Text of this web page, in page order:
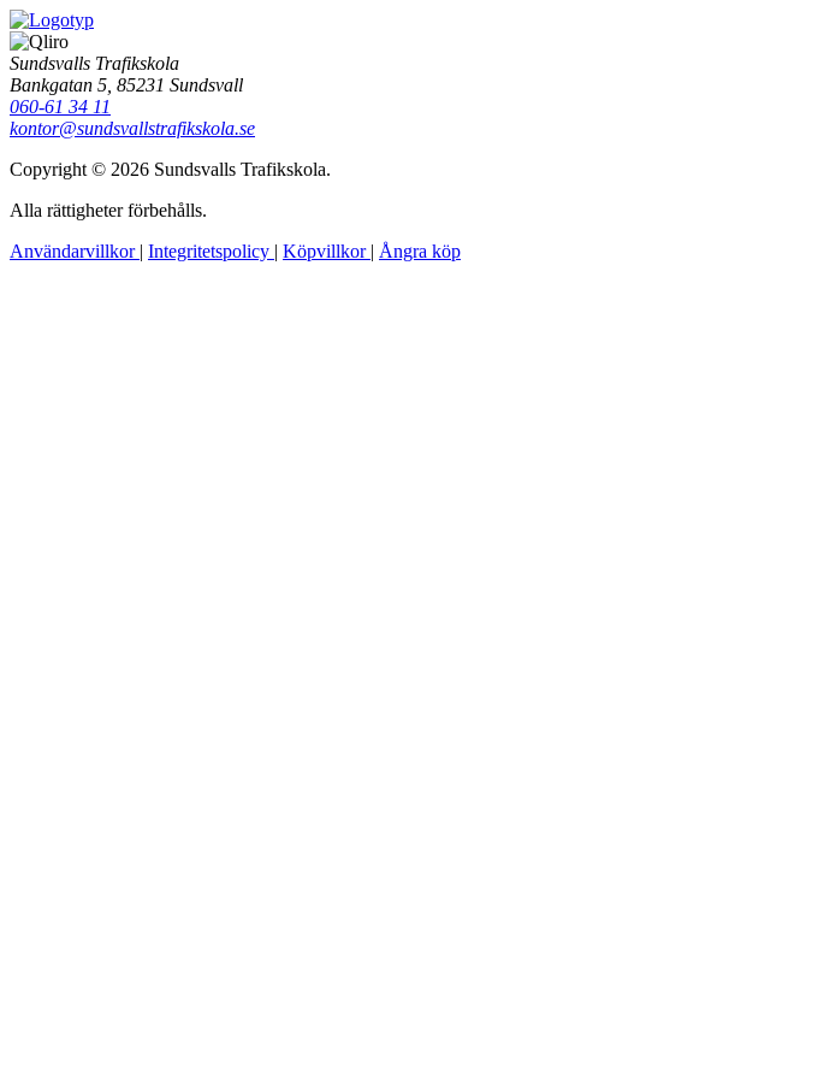
Sundsvalls Trafikskola
Bankgatan 5, 85231 Sundsvall
060-61 34 11
kontor@sundsvallstrafikskola.se
Copyright © 2026 Sundsvalls Trafikskola.
Alla rättigheter förbehålls.
Användarvillkor | Integritetspolicy | Köpvillkor | Ångra köp